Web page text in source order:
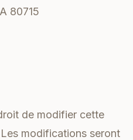
80715
de modifier cette
modifications seront